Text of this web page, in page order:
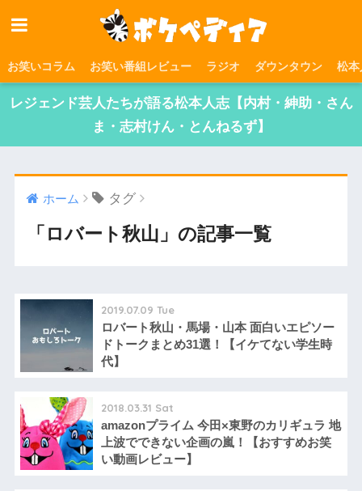
お笑いコラム お笑い番組レビュー ラジオ ダウンタウン 松本
レジェンド芸人たちが語る松本人志【内村・紳助・さん
ま・志村けん・とんねるず】
ホーム タグ
「ロバート秋山」の記事一覧
2019.07.09 Tue
ロバート秋山・馬場・山本 面白いエピソー
ドトークまとめ31選！【イケてない学生時
代】
2018.03.31 Sat
amazonプライム 今田×東野のカリギュラ 地
上波でできない企画の嵐！【おすすめお笑
い動画レビュー】